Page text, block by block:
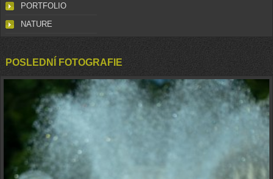
PORTFOLIO
NATURE
POSLEDNÍ FOTOGRAFIE